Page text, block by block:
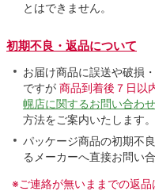
とはできません。
初期不良・返品について
お届け商品に誤送や破損
ですが 商品到着後７日以
幌店に関するお問い合わせ
方法をご案内いたします。
パッケージ商品の初期不
るメーカーへ直接お問い
※ご連絡が無いままでの返